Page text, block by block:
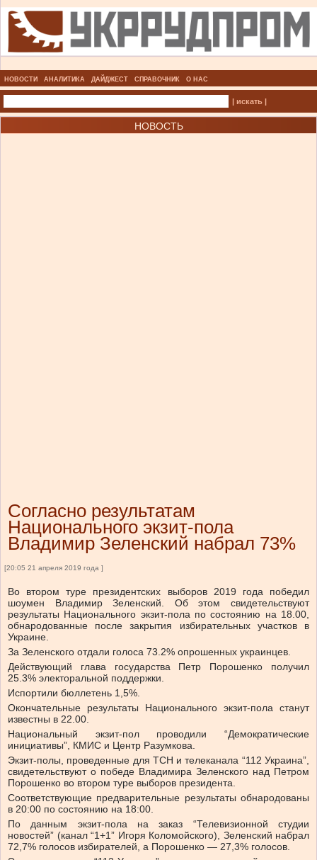
НОВОСТИ АНАЛИТИКА ДАЙДЖЕСТ СПРАВОЧНИК О НАС
| искать |
НОВОСТЬ
Согласно результатам
Национального экзит-пола
Владимир Зеленский набрал 73%
[20:05 21 апреля 2019 года ]
Во втором туре президентских выборов 2019 года победил
шоумен Владимир Зеленский. Об этом свидетельствуют
результаты Национального экзит-пола по состоянию на 18.00,
обнародованные после закрытия избирательных участков в
Украине.
За Зеленского отдали голоса 73.2% опрошенных украинцев.
Действующий глава государства Петр Порошенко получил
25.3% электоральной поддержки.
Испортили бюллетень 1,5%.
Окончательные результаты Национального экзит-пола станут
известны в 22.00.
Национальный экзит-пол проводили “Демократические
инициативы”, КМИС и Центр Разумкова.
Экзит-полы, проведенные для ТСН и телеканала “112 Украина”,
свидетельствуют о победе Владимира Зеленского над Петром
Порошенко во втором туре выборов президента.
Соответствующие предварительные результаты обнародованы
в 20:00 по состоянию на 18:00.
По данным экзит-пола на заказ “Телевизионной студии
новостей” (канал “1+1” Игоря Коломойского), Зеленский набрал
72,7% голосов избирателей, а Порошенко — 27,3% голосов.